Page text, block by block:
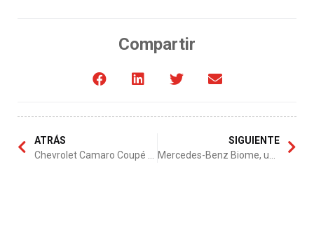
Compartir
ATRÁS
Chevrolet Camaro Coupé 2015 , el mejor deportivo
SIGUIENTE
Mercedes-Benz Biome, un súper deportivo ecológico